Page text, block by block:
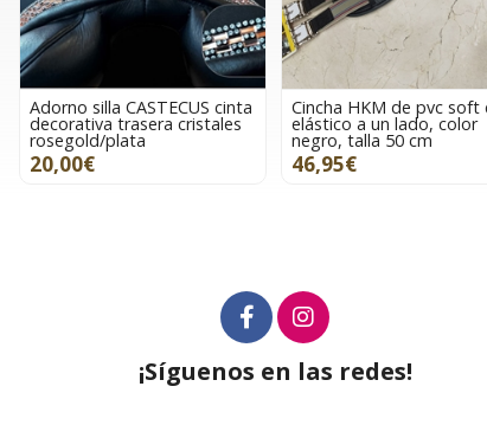
Adorno silla CASTECUS cinta
decorativa trasera cristales
rosegold/plata
20,00€
Cincha HKM de pvc soft
elástico a un lado, color
negro, talla 50 cm
46,95€
¡Síguenos en las redes!